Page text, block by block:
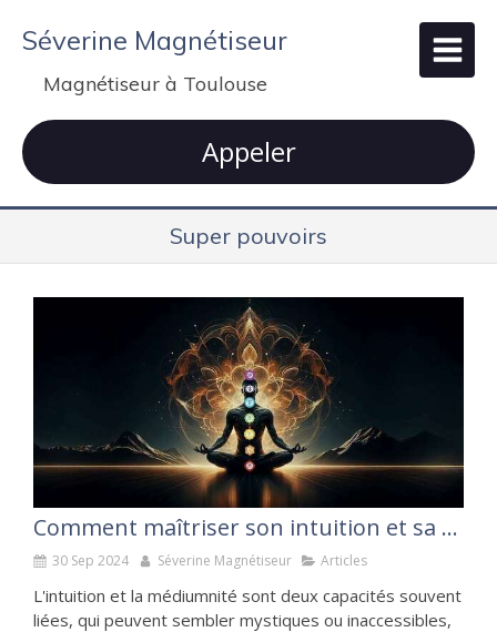
Séverine Magnétiseur
Magnétiseur à Toulouse
Appeler
Super pouvoirs
Comment maîtriser son intuition et sa médiumnité
30 Sep 2024 Séverine Magnétiseur Articles
L'intuition et la médiumnité sont deux capacités souvent
liées, qui peuvent sembler mystiques ou inaccessibles,